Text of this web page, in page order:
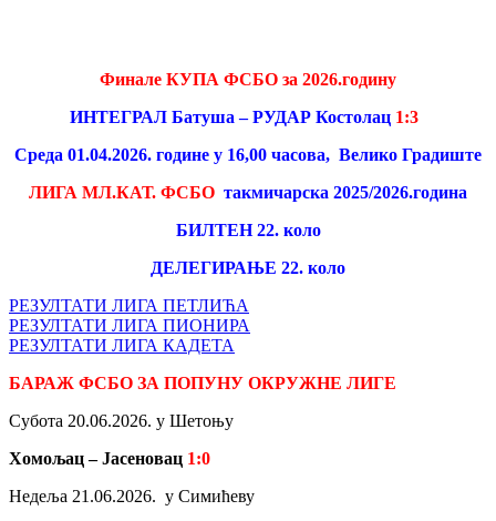
Финале КУПА ФСБО за 2026.годину
ИНТЕГРАЛ Батуша– РУДАР Костолац 1:3
Среда 01.04.2026. године у 16,00 часова, Велико Градиште
ЛИГА МЛ.КАТ. ФСБО такмичарска 2025/2026.година
БИЛТЕН 22. коло
ДЕЛЕГИРАЊЕ 22. коло
РЕЗУЛТАТИ ЛИГА ПЕТЛИЋА
РЕЗУЛТАТИ ЛИГА ПИОНИРА
РЕЗУЛТАТИ ЛИГА КАДЕТА
БАРАЖ ФСБО ЗА ПОПУНУ ОКРУЖНЕ ЛИГЕ
Субота 20.06.2026. у Шетоњу
Хомољац – Јасеновац 1:0
Недеља 21.06.2026. у Симићеву